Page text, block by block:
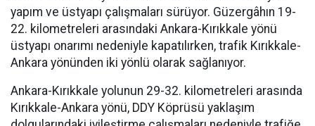
yapım ve üstyapı çalışmaları sürüyor. Güzergâhın 19-
22. kilometreleri arasındaki Ankara-Kırıkkale yönü
üstyapı onarımı nedeniyle kapatılırken, trafik Kırıkkale-
Ankara yönünden iki yönlü olarak sağlanıyor.
Ankara-Kırıkkale yolunun 29-32. kilometreleri arasında
Kırıkkale-Ankara yönü, DDY Köprüsü yaklaşım